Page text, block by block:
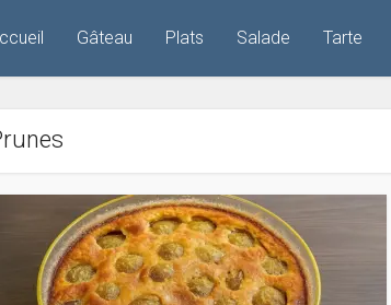
Gâteau Plats Salade Tarte